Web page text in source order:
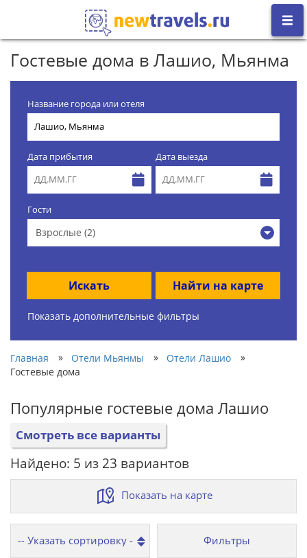
Гостевые дома в Лашио, Мьянма
Название города или отеля
Дата прибытия Дата выезда
Гости
Взрослые (2)
Искать Найти на карте
Показать дополнительные фильтры
Главная » Отели Мьянмы » Отели Лашио
»
Гостевые дома
Популярные гостевые дома Лашио
Смотреть все варианты
Найдено: 5 из 23 вариантов
Показать на карте
Фильтры